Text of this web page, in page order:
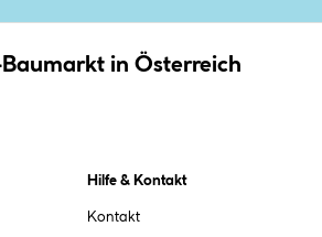
Baumarkt in Österreich
Hilfe & Kontakt
Kontakt